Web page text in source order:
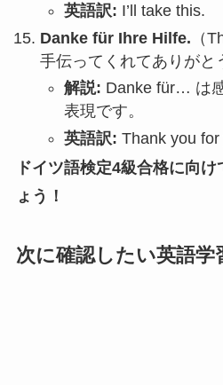
英語訳: I’ll take this.
Danke für Ihre Hilfe. （
手伝ってくれてありがと
解説: Danke für… は
表現です。
英語訳: Thank you
ドイツ語検定4級合格に向
ょう！
次に確認したい英語学